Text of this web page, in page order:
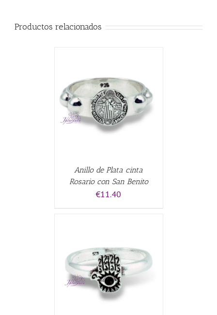
Productos relacionados
Anillo de Plata cinta
Rosario con San Benito
€11.40